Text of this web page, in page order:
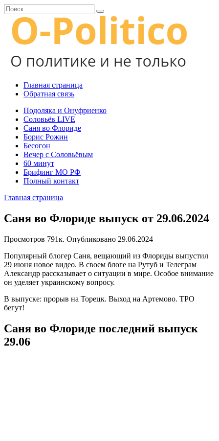
Перейти
к
содержанию
Search
for:
Главная страница
Обратная связь
Подоляка и Онуфриенко
Соловьёв LIVE
Саня во Флориде
Борис Рожин
Бесогон
Вечер с Соловьёвым
60 минут
Брифинг МО РФ
Полный контакт
Главная страница
Саня во Флориде выпуск от 29.06.2024
Просмотров 791к. Опубликовано 29.06.2024
Популярный блогер Саня, вещающий из Флориды выпустил
29 июня новое видео. В своем блоге на Рутуб и Телеграм
Александр рассказывает о ситуации в мире. Особое внимание
он уделяет украинскому вопросу.
В выпуске: прорыв на Торецк. Выход на Артемово. ТРО
бегут!
Саня во Флориде последний выпуск
29.06